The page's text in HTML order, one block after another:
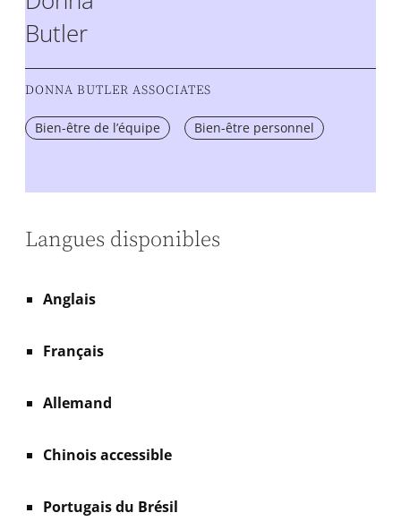
Butler
DONNA BUTLER ASSOCIATES
Bien-être de l’équipe Bien-être personnel
Langues disponibles
Anglais
Français
Allemand
Chinois accessible
Portugais du Brésil